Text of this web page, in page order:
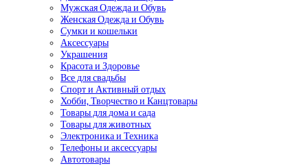
Мужская Одежда и Обувь
Женская Одежда и Обувь
Сумки и кошельки
Аксессуары
Украшения
Красота и Здоровье
Все для свадьбы
Спорт и Активный отдых
Хобби, Творчество и Канцтовары
Товары для дома и сада
Товары для животных
Электроника и Техника
Телефоны и аксессуары
Автотовары